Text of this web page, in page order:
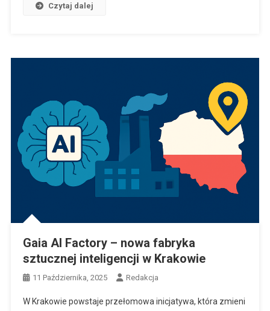
Czytaj dalej
Gaia AI Factory – nowa fabryka
sztucznej inteligencji w Krakowie
11 Października, 2025 Redakcja
W Krakowie powstaje przełomowa inicjatywa, która zmieni